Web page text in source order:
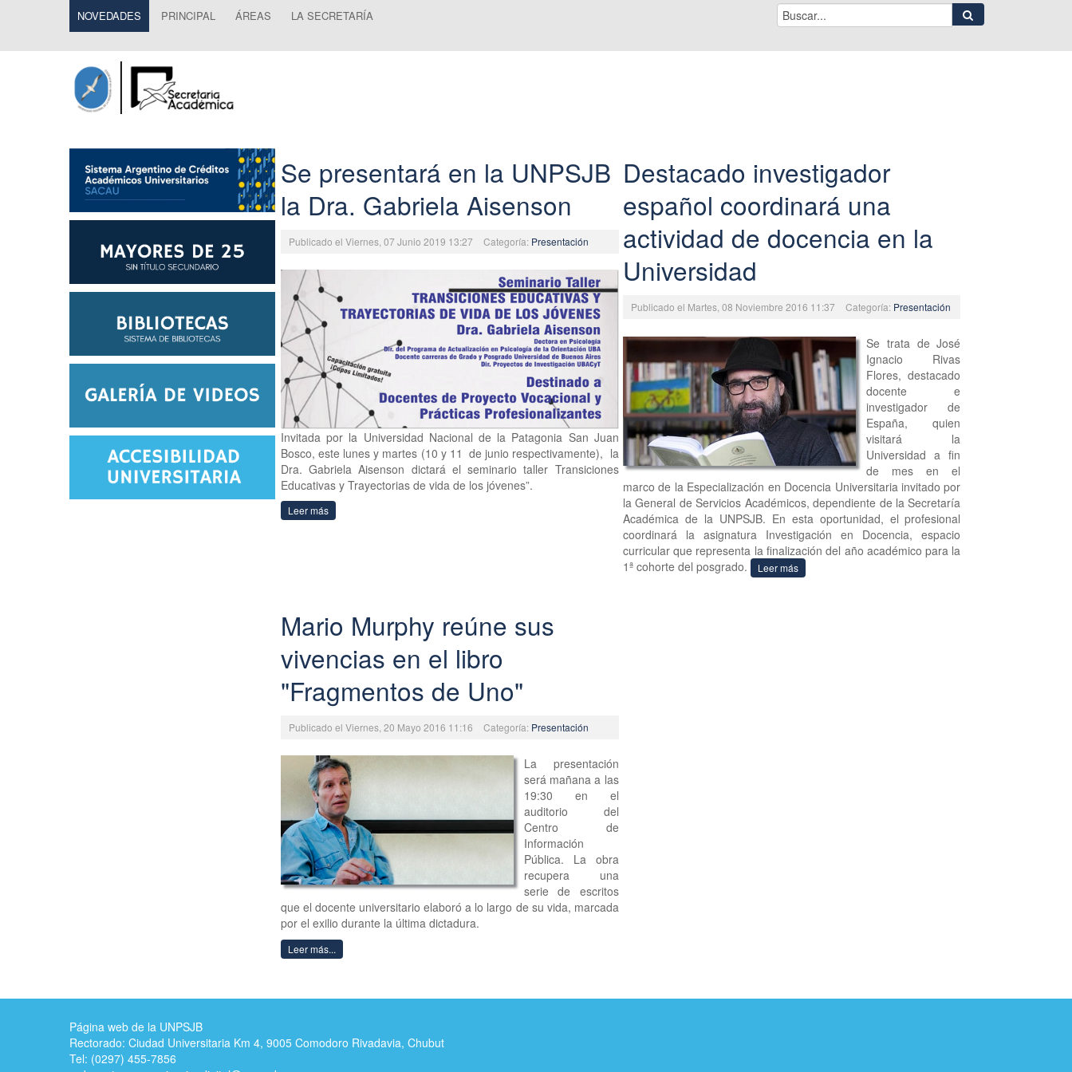
NOVEDADES PRINCIPAL ÁREAS LA SECRETARÍA
Se presentará en la UNPSJB
la Dra. Gabriela Aisenson
Publicado el Viernes, 07 Junio 2019 13:27 Categoría: Presentación
Invitada por la Universidad Nacional de la Patagonia San Juan
Bosco, este lunes y martes (10 y 11 de junio respectivamente), la
Dra. Gabriela Aisenson dictará el seminario taller Transiciones
Educativas y Trayectorias de vida de los jóvenes”.
Leer más
Destacado investigador
español coordinará una
actividad de docencia en la
Universidad
Publicado el Martes, 08 Noviembre 2016 11:37 Categoría: Presentación
Se trata de José
Ignacio Rivas
Flores, destacado
docente e
investigador de
España, quien
visitará la
Universidad a fin
de mes en el
marco de la Especialización en Docencia Universitaria invitado por
la General de Servicios Académicos, dependiente de la Secretaría
Académica de la UNPSJB. En esta oportunidad, el profesional
coordinará la asignatura Investigación en Docencia, espacio
curricular que representa la finalización del año académico para la
1ª cohorte del posgrado.
Leer más
Mario Murphy reúne sus
vivencias en el libro
"Fragmentos de Uno"
Publicado el Viernes, 20 Mayo 2016 11:16 Categoría: Presentación
La presentación
será mañana a las
19:30 en el
auditorio del
Centro de
Información
Pública. La obra
recupera una
serie de escritos
que el docente universitario elaboró a lo largo de su vida, marcada
por el exilio durante la última dictadura.
Leer más...
Página web de la UNPSJB
Rectorado: Ciudad Universitaria Km 4, 9005 Comodoro Rivadavia, Chubut
Tel: (0297) 455-7856